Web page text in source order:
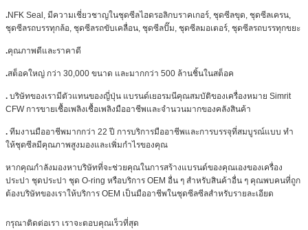
.NFK Seal, มีความเชี่ยวชาญในชุดซีลไฮดรอลิกบราคเกอร์, ชุดซีลขุด, ชุดซีลเครน,
ชุดซีลรถบรรทุกล้อ, ชุดซีลรถขับเคลื่อน, ชุดซีลปั๊ม, ชุดซีลมอเตอร์, ชุดซีลรถบรรทุกขยะ
.คุณภาพดีและราคาดี
.สต็อคใหญ่ กว่า 30,000 ขนาด และมากกว่า 500 ล้านชิ้นในสต็อค
. บริษัทของเรามีตัวแทนของญี่ปุ่น แบรนด์เยอรมนีคุณสมบัติของเครื่องหมาย Simrit
CFW การขายเชื้อเพลิงเชื้อเพลิงมืออาชีพและจํานวนมากของคลังสินค้า
. ทีมงานมืออาชีพมากกว่า 22 ปี การบริการมืออาชีพและการบรรจุที่สมบูรณ์แบบ ทํา
ให้ชุดซีลมีคุณภาพสูงมองและเพิ่มกําไรของคุณ
หากคุณกําลังมองหาบริษัทที่จะช่วยคุณในการสร้างแบรนด์ของคุณเองของเครื่อง
ประปา ชุดประปา ชุด O-ring หรือบริการ OEM อื่น ๆ สําหรับสินค้าอื่น ๆ คุณพบคนที่ถูก
ต้องบริษัทของเราให้บริการ OEM เป็นมืออาชีพในชุดซีลซีลสําหรับรายละเอียด
กรุณาติดต่อเรา เราจะตอบคุณเร็วที่สุด